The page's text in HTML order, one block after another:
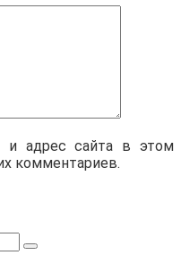
и адрес сайта в этом
комментариев.